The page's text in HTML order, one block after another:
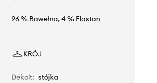
96 % Bawełna, 4 % Elastan
KRÓJ
Dekolt: stójka